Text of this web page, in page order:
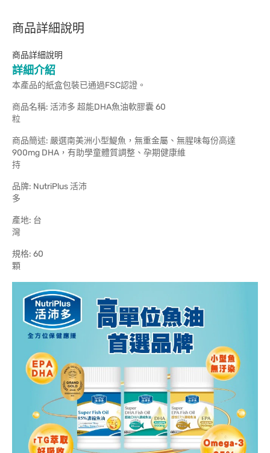
商品詳細說明
商品詳細說明
詳細介紹
本產品的紙盒包裝已通過FSC認證。
商品名稱: 活沛多 超能DHA魚油軟膠囊 60
商品簡述: 嚴選南美洲小型鯷魚，無重金屬、無腥味每份高達
900mg DHA，有助學童體質調整、孕期健康維
品牌: NutriPlus 活沛
產地: 台
規格: 60